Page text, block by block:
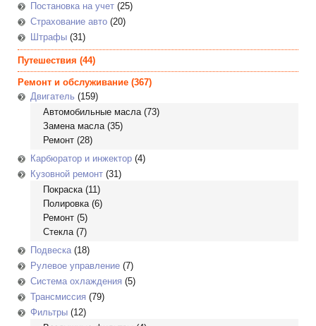
Постановка на учет (25)
Страхование авто (20)
Штрафы (31)
Путешествия (44)
Ремонт и обслуживание (367)
Двигатель (159)
Автомобильные масла(73)
Замена масла(35)
Ремонт (28)
Карбюратор и инжектор (4)
Кузовной ремонт (31)
Покраска(11)
Полировка(6)
Ремонт (5)
Стекла(7)
Подвеска(18)
Рулевое управление (7)
Система охлаждения (5)
Трансмиссия (79)
Фильтры (12)